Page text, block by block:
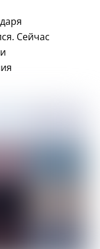
Сейчас